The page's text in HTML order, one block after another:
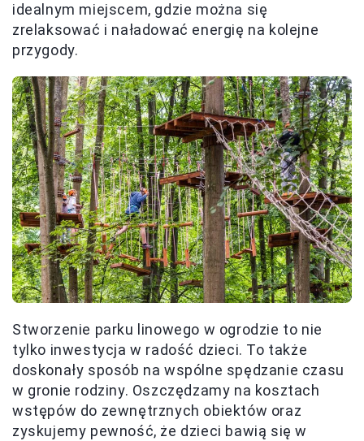
idealnym miejscem, gdzie można się
zrelaksować i naładować energię na kolejne
przygody.
Stworzenie parku linowego w ogrodzie to nie
tylko inwestycja w radość dzieci. To także
doskonały sposób na wspólne spędzanie czasu
w gronie rodziny. Oszczędzamy na kosztach
wstępów do zewnętrznych obiektów oraz
zyskujemy pewność, że dzieci bawią się w